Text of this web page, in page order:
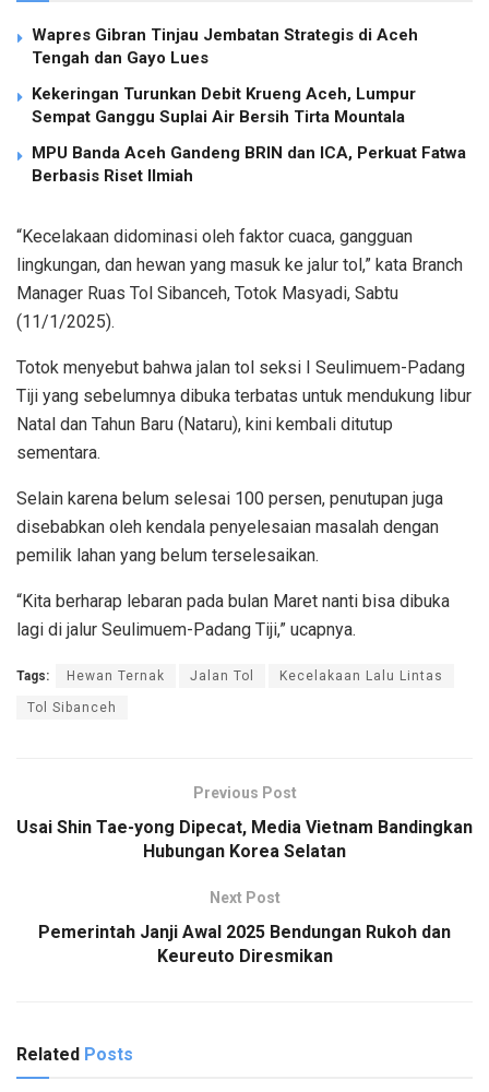
Wapres Gibran Tinjau Jembatan Strategis di Aceh
Tengah dan Gayo Lues
Kekeringan Turunkan Debit Krueng Aceh, Lumpur
Sempat Ganggu Suplai Air Bersih Tirta Mountala
MPU Banda Aceh Gandeng BRIN dan ICA, Perkuat Fatwa
Berbasis Riset Ilmiah
“Kecelakaan didominasi oleh faktor cuaca, gangguan
lingkungan, dan hewan yang masuk ke jalur tol,” kata Branch
Manager Ruas Tol Sibanceh, Totok Masyadi, Sabtu
(11/1/2025).
Totok menyebut bahwa jalan tol seksi I Seulimuem-Padang
Tiji yang sebelumnya dibuka terbatas untuk mendukung libur
Natal dan Tahun Baru (Nataru), kini kembali ditutup
sementara.
Selain karena belum selesai 100 persen, penutupan juga
disebabkan oleh kendala penyelesaian masalah dengan
pemilik lahan yang belum terselesaikan.
“Kita berharap lebaran pada bulan Maret nanti bisa dibuka
lagi di jalur Seulimuem-Padang Tiji,” ucapnya.
Tags: Hewan Ternak Jalan Tol Kecelakaan Lalu Lintas
Tol Sibanceh
Previous Post
Usai Shin Tae-yong Dipecat, Media Vietnam Bandingkan
Hubungan Korea Selatan
Next Post
Pemerintah Janji Awal 2025 Bendungan Rukoh dan
Keureuto Diresmikan
Related Posts